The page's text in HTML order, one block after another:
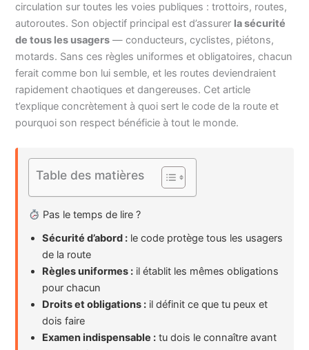
circulation sur toutes les voies publiques : trottoirs, routes,
autoroutes. Son objectif principal est d’assurer la sécurité
de tous les usagers — conducteurs, cyclistes, piétons,
motards. Sans ces règles uniformes et obligatoires, chacun
ferait comme bon lui semble, et les routes deviendraient
rapidement chaotiques et dangereuses. Cet article
t’explique concrètement à quoi sert le code de la route et
pourquoi son respect bénéficie à tout le monde.
Table des matières
Pas le temps de lire ?
Sécurité d’abord : le code protège tous les usagers
de la route
Règles uniformes : il établit les mêmes obligations
pour chacun
Droits et obligations : il définit ce que tu peux et
dois faire
Examen indispensable : tu dois le connaître avant